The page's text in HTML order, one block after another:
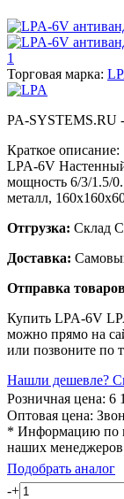
Торговая марка:
PA-SYSTEMS.RU
Краткое описание:
LPA-6V
мощность 6/3/1.5/
металл,
Отгрузка: Склад
Доставка:
Отправка
Купить LPA-6V
можно прямо на
или позвоните по
Нашли дешевле?
Розничная цена: 6
Оптовая цена:
* Информацию по
наших менеджеров
Подобрать аналог
-+